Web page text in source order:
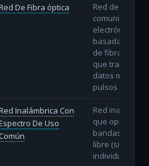
De Fibra óptica
Red de
electrónicas
basada en
de fibra óptica
que transmiten
datos
pulsos de luz.
Inalámbrica Con
De Uso
Red
que opera en
bandas de uso
libre (sin
individual).